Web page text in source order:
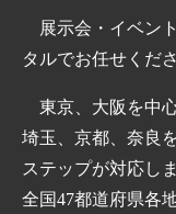
展示会・イベン
タルでお任せくだ
東京、大阪を中
埼玉、京都、奈良
ステップが対応し
全国47都道府県各